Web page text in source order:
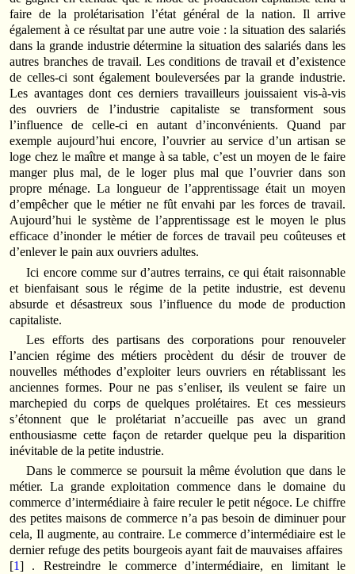
faire de la prolétarisation l’état général de la nation. Il arrive
également à ce résultat par une autre voie : la situation des salariés
dans la grande industrie détermine la situation des salariés dans les
autres branches de travail. Les conditions de travail et d’existence
de celles-ci sont égale­ment bouleversées par la grande industrie.
Les avantages dont ces derniers travail­leurs jouissaient vis-à-vis
des ouvriers de l’industrie capitaliste se transforment sous
l’influence de celle-ci en autant d’inconvénients. Quand par
exemple aujourd’hui encore, l’ouvrier au service d’un artisan se
loge chez le maître et mange à sa table, c’est un moyen de le faire
manger plus mal, de le loger plus mal que l’ouvrier dans son
propre ménage. La longueur de l’apprentissage était un moyen
d’empêcher que le métier ne fût envahi par les forces de travail.
Aujourd’hui le système de l’apprentis­sage est le moyen le plus
efficace d’inonder le métier de forces de travail peu coûteuses et
d’enlever le pain aux ouvriers adultes.
Ici encore comme sur d’autres terrains, ce qui était raisonnable
et bienfaisant sous le régime de la petite industrie, est devenu
absurde et désastreux sous l’influence du mode de production
capitaliste.
Les efforts des partisans des corporations pour renouveler
l’ancien régime des métiers procèdent du désir de trouver de
nouvelles méthodes d’exploiter leurs ouvriers en rétablissant les
anciennes formes. Pour ne pas s’enliser, ils veulent se faire un
marchepied du corps de quelques prolétaires. Et ces messieurs
s’étonnent que le prolétariat n’accueille pas avec un grand
enthousiasme cette façon de retarder quelque peu la disparition
inévitable de la petite industrie.
Dans le commerce se poursuit la même évolution que dans le
métier. La grande exploitation commence dans le domaine du
commerce d’intermédiaire à faire reculer le petit négoce. Le chiffre
des petites maisons de commerce n’a pas besoin de diminuer pour
cela, Il augmente, au contraire. Le commerce d’intermédiaire est le
dernier refuge des petits bourgeois ayant fait de mauvaises affaires
[1] . Restreindre le commerce d’intermédiaire, en limitant le